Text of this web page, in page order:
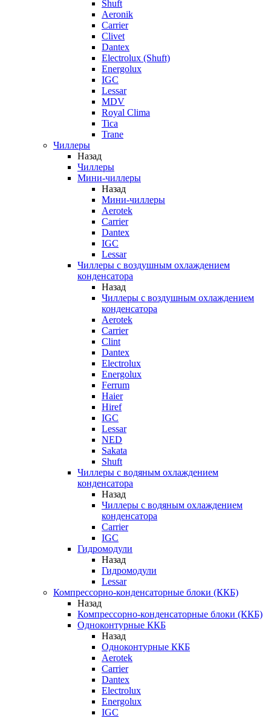
Shuft
Aeronik
Carrier
Clivet
Dantex
Electrolux (Shuft)
Energolux
IGC
Lessar
MDV
Royal Clima
Tica
Trane
Чиллеры
Назад
Чиллеры
Мини-чиллеры
Назад
Мини-чиллеры
Aerotek
Carrier
Dantex
IGC
Lessar
Чиллеры с воздушным охлаждением
конденсатора
Назад
Чиллеры с воздушным охлаждением
конденсатора
Aerotek
Carrier
Clint
Dantex
Electrolux
Energolux
Ferrum
Haier
Hiref
IGC
Lessar
NED
Sakata
Shuft
Чиллеры с водяным охлаждением
конденсатора
Назад
Чиллеры с водяным охлаждением
конденсатора
Carrier
IGC
Гидромодули
Назад
Гидромодули
Lessar
Компрессорно-конденсаторные блоки (ККБ)
Назад
Компрессорно-конденсаторные блоки (ККБ)
Одноконтурные ККБ
Назад
Одноконтурные ККБ
Aerotek
Carrier
Dantex
Electrolux
Energolux
IGC